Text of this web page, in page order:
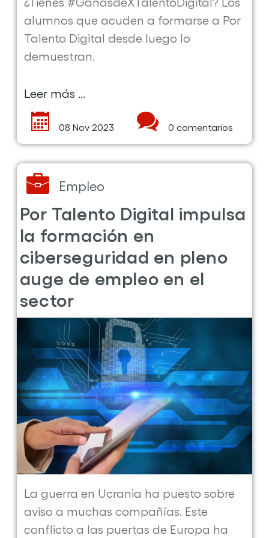
alumnos que acuden a formarse a Por
Talento Digital desde luego lo
demuestran.
Leer más ...
publicación
Súmate
a
nuestra
#GanasdeXTalentoDigital
08 Nov 2023 0 comentarios
Empleo
Por Talento Digital impulsa
la formación en
ciberseguridad en pleno
auge de empleo en el
sector
La guerra en Ucrania ha puesto sobre
aviso a muchas compañías. Este
conflicto a las puertas de Europa ha